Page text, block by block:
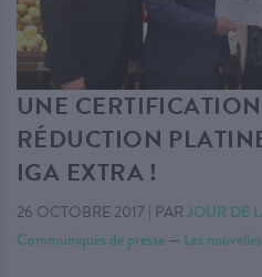
UNE
RÉDUCTION
IGA EXTRA !
26 OCTOBRE 2017 | PAR JOUR DE
Communiqués de presse — Les nouvelles